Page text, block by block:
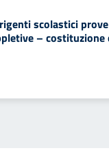
scolastici prove
–